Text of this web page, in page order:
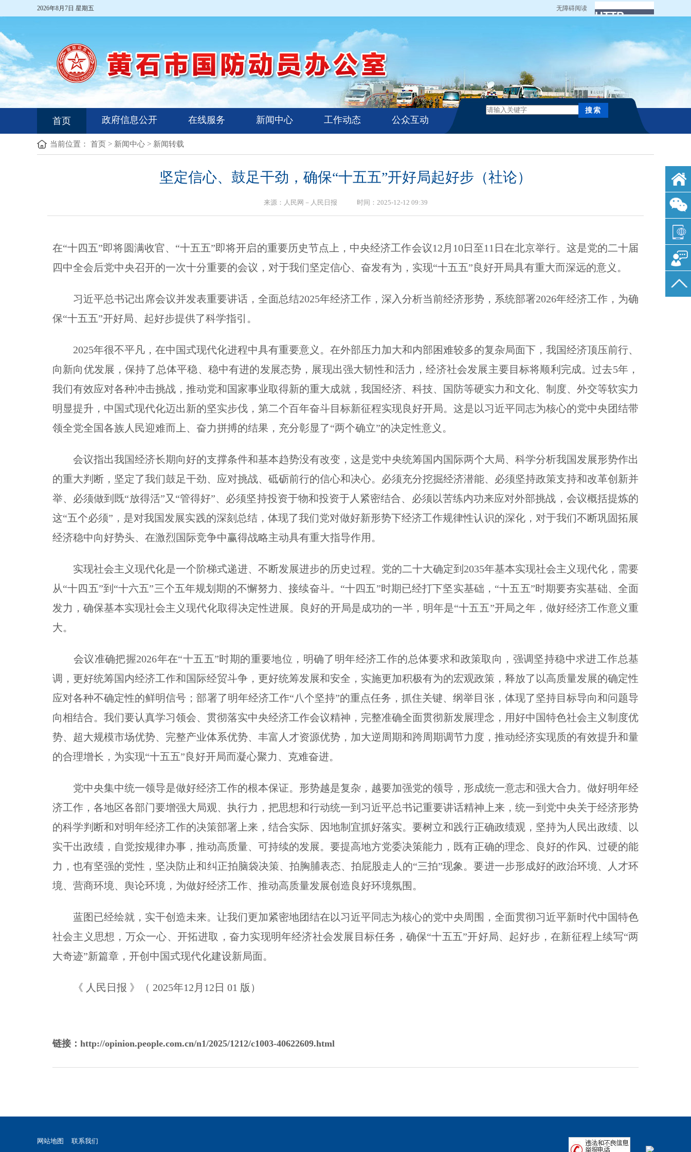
无障碍阅读
2026年8月7日 星期五
首页 政府信息公开 在线服务 新闻中心 工作动态 公众互动
当前位置： 首页 > 新闻中心 > 新闻转载
坚定信心、鼓足干劲，确保“十五五”开好局起好步（社论）
来源：人民网－人民日报 时间：2025-12-12 09:39
在“十四五”即将圆满收官、“十五五”即将开启的重要历史节点上，中央经济工作会议12月10日至11日在北京举行。这是党的二十届
四中全会后党中央召开的一次十分重要的会议，对于我们坚定信心、奋发有为，实现“十五五”良好开局具有重大而深远的意义。
习近平总书记出席会议并发表重要讲话，全面总结2025年经济工作，深入分析当前经济形势，系统部署2026年经济工作，为确
保“十五五”开好局、起好步提供了科学指引。
2025年很不平凡，在中国式现代化进程中具有重要意义。在外部压力加大和内部困难较多的复杂局面下，我国经济顶压前行、
向新向优发展，保持了总体平稳、稳中有进的发展态势，展现出强大韧性和活力，经济社会发展主要目标将顺利完成。过去5年，
我们有效应对各种冲击挑战，推动党和国家事业取得新的重大成就，我国经济、科技、国防等硬实力和文化、制度、外交等软实力
明显提升，中国式现代化迈出新的坚实步伐，第二个百年奋斗目标新征程实现良好开局。这是以习近平同志为核心的党中央团结带
领全党全国各族人民迎难而上、奋力拼搏的结果，充分彰显了“两个确立”的决定性意义。
会议指出我国经济长期向好的支撑条件和基本趋势没有改变，这是党中央统筹国内国际两个大局、科学分析我国发展形势作出
的重大判断，坚定了我们鼓足干劲、应对挑战、砥砺前行的信心和决心。必须充分挖掘经济潜能、必须坚持政策支持和改革创新并
举、必须做到既“放得活”又“管得好”、必须坚持投资于物和投资于人紧密结合、必须以苦练内功来应对外部挑战，会议概括提炼的
这“五个必须”，是对我国发展实践的深刻总结，体现了我们党对做好新形势下经济工作规律性认识的深化，对于我们不断巩固拓展
经济稳中向好势头、在激烈国际竞争中赢得战略主动具有重大指导作用。
实现社会主义现代化是一个阶梯式递进、不断发展进步的历史过程。党的二十大确定到2035年基本实现社会主义现代化，需要
从“十四五”到“十六五”三个五年规划期的不懈努力、接续奋斗。“十四五”时期已经打下坚实基础，“十五五”时期要夯实基础、全面
发力，确保基本实现社会主义现代化取得决定性进展。良好的开局是成功的一半，明年是“十五五”开局之年，做好经济工作意义重
大。
会议准确把握2026年在“十五五”时期的重要地位，明确了明年经济工作的总体要求和政策取向，强调坚持稳中求进工作总基
调，更好统筹国内经济工作和国际经贸斗争，更好统筹发展和安全，实施更加积极有为的宏观政策，释放了以高质量发展的确定性
应对各种不确定性的鲜明信号；部署了明年经济工作“八个坚持”的重点任务，抓住关键、纲举目张，体现了坚持目标导向和问题导
向相结合。我们要认真学习领会、贯彻落实中央经济工作会议精神，完整准确全面贯彻新发展理念，用好中国特色社会主义制度优
势、超大规模市场优势、完整产业体系优势、丰富人才资源优势，加大逆周期和跨周期调节力度，推动经济实现质的有效提升和量
的合理增长，为实现“十五五”良好开局而凝心聚力、克难奋进。
党中央集中统一领导是做好经济工作的根本保证。形势越是复杂，越要加强党的领导，形成统一意志和强大合力。做好明年经
济工作，各地区各部门要增强大局观、执行力，把思想和行动统一到习近平总书记重要讲话精神上来，统一到党中央关于经济形势
的科学判断和对明年经济工作的决策部署上来，结合实际、因地制宜抓好落实。要树立和践行正确政绩观，坚持为人民出政绩、以
实干出政绩，自觉按规律办事，推动高质量、可持续的发展。要提高地方党委决策能力，既有正确的理念、良好的作风、过硬的能
力，也有坚强的党性，坚决防止和纠正拍脑袋决策、拍胸脯表态、拍屁股走人的“三拍”现象。要进一步形成好的政治环境、人才环
境、营商环境、舆论环境，为做好经济工作、推动高质量发展创造良好环境氛围。
蓝图已经绘就，实干创造未来。让我们更加紧密地团结在以习近平同志为核心的党中央周围，全面贯彻习近平新时代中国特色
社会主义思想，万众一心、开拓进取，奋力实现明年经济社会发展目标任务，确保“十五五”开好局、起好步，在新征程上续写“两
大奇迹”新篇章，开创中国式现代化建设新局面。
《 人民日报 》（ 2025年12月12日 01 版）
链接：http://opinion.people.com.cn/n1/2025/1212/c1003-40622609.html
网站地图 联系我们